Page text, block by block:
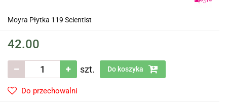
Moyra Płytka 119 Scientist
42.00
szt. Do koszyka
Do przechowalni